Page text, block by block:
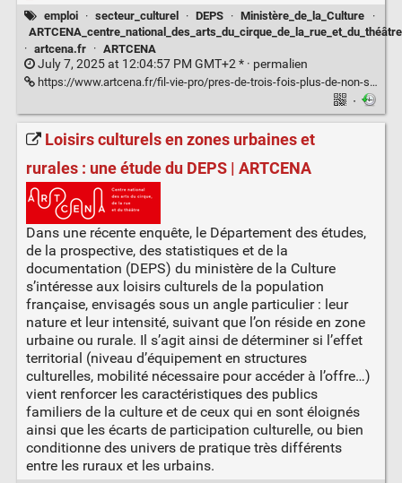
emploi · secteur_culturel · DEPS · Ministère_de_la_Culture
·
ARTCENA_centre_national_des_arts_du_cirque_de_la_rue_et_du_théâtre
· artcena.fr · ARTCENA
July 7, 2025 at 12:04:57 PM GMT+2 * · permalien
https://www.artcena.fr/fil-vie-pro/pres-de-trois-fois-plus-de-non-salaries-dans-les-secteurs-culturels-en-lespace-de-15
·
Loisirs culturels en zones urbaines et
rurales : une étude du DEPS | ARTCENA
Dans une récente enquête, le Département des études,
de la prospective, des statistiques et de la
documentation (DEPS) du ministère de la Culture
s’intéresse aux loisirs culturels de la population
française, envisagés sous un angle particulier : leur
nature et leur intensité, suivant que l’on réside en zone
urbaine ou rurale. Il s’agit ainsi de déterminer si l’effet
territorial (niveau d’équipement en structures
culturelles, mobilité nécessaire pour accéder à l’offre…)
vient renforcer les caractéristiques des publics
familiers de la culture et de ceux qui en sont éloignés
ainsi que les écarts de participation culturelle, ou bien
conditionne des univers de pratique très différents
entre les ruraux et les urbains.